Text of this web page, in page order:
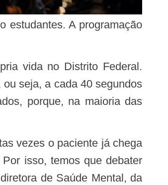
estudantes. A programação
seja, a cada 40 segundos
porque, na maioria das
isso, temos que debater
de Saúde Mental, da